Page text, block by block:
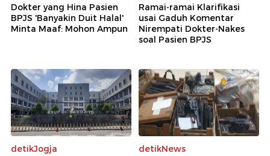
Dokter yang Hina Pasien
BPJS 'Banyakin Duit Halal'
Minta Maaf: Mohon Ampun
Ramai-ramai Klarifikasi
usai Gaduh Komentar
Nirempati Dokter-Nakes
soal Pasien BPJS
detikJogja
detikNews